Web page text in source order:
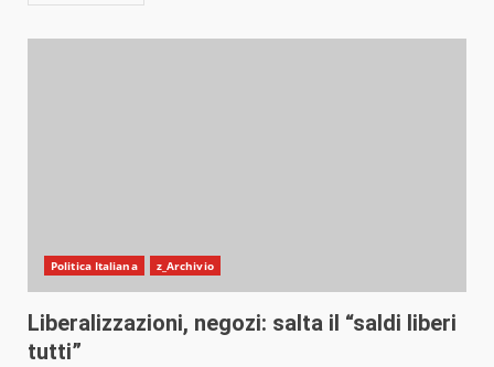
Politica Italiana z_Archivio
Liberalizzazioni, negozi: salta il “saldi liberi
tutti”